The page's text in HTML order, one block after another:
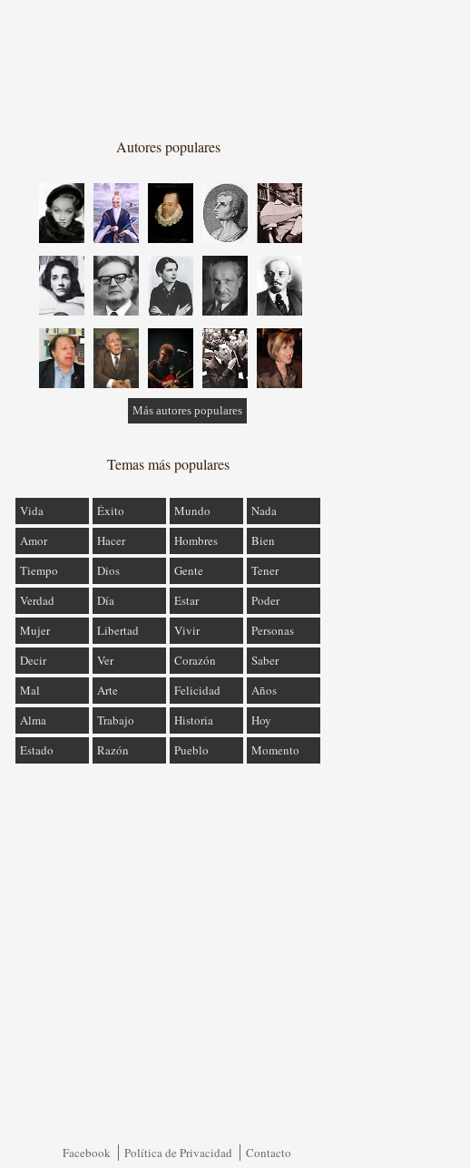
Autores populares
Más autores populares
Temas más populares
Vida Éxito Mundo
Nada
Amor
Hacer Hombres
Bien
Tiempo
Dios Gente
Tener
Verdad
Día Estar
Poder
Mujer
Libertad Vivir
Personas
Decir
Ver Corazón
Saber
Mal
Arte Felicidad
Años
Alma
Trabajo Historia
Hoy
Estado
Razón Pueblo Momento
Facebook
Política de Privacidad Contacto